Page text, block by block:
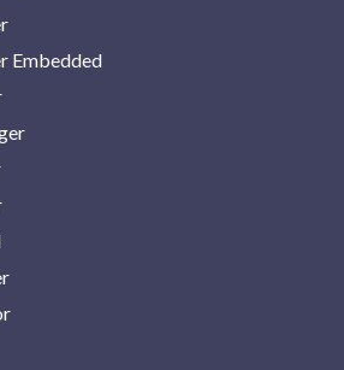
Embedded